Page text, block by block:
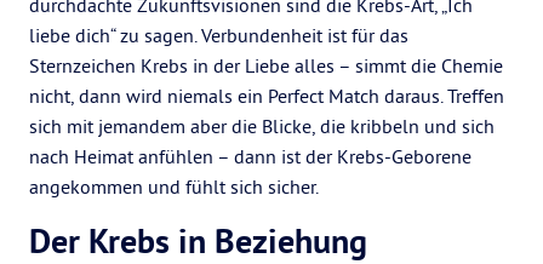
durchdachte Zukunftsvisionen sind die Krebs-Art, „Ich
liebe dich“ zu sagen. Verbundenheit ist für das
Sternzeichen Krebs in der Liebe alles – simmt die Chemie
nicht, dann wird niemals ein Perfect Match daraus. Treffen
sich mit jemandem aber die Blicke, die kribbeln und sich
nach Heimat anfühlen – dann ist der Krebs-Geborene
angekommen und fühlt sich sicher.
Der Krebs in Beziehung